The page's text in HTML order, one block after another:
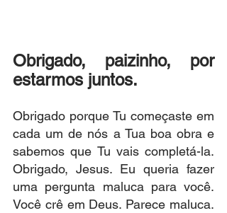
Obrigado, paizinho, por
estarmos juntos.
Obrigado porque Tu começaste em
cada um de nós a Tua boa obra e
sabemos que Tu vais completá-la.
Obrigado, Jesus. Eu queria fazer
uma pergunta maluca para você.
Você crê em Deus. Parece maluca.